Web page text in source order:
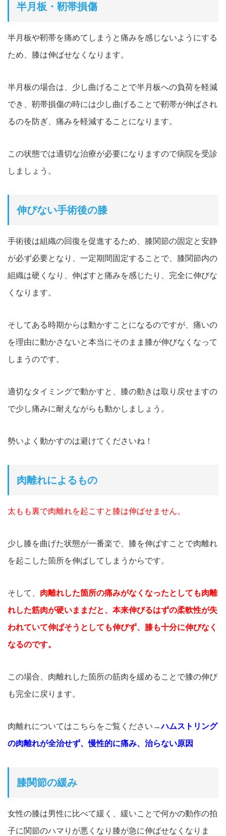
半月板・靭帯損傷
半月板や靭帯を痛めてしまうと痛みを感じないようにする
ため、膝は伸ばせなくなります。
半月板の場合は、少し曲げることで半月板への負荷を軽減
でき、靭帯損傷の時には少し曲げることで靭帯が伸ばされ
るのを防ぎ、痛みを軽減することになります。
この状態では適切な治療が必要になりますので病院を受診
しましょう。
伸びない手術後の膝
手術後は組織の回復を促進するため、膝関節の固定と安静
が必ず必要となり、一定期間固定することで、膝関節内の
組織は硬くなり、伸ばすと痛みを感じたり、完全に伸びな
くなります。
そしてある時期からは動かすことになるのですが、痛いの
を理由に動かさないと本当にそのまま膝が伸びなくなって
しまうのです。
適切なタイミングで動かすと、膝の動きは取り戻せますの
で少し痛みに耐えながらも動かしましょう。
勢いよく動かすのは避けてくださいね！
肉離れによるもの
太もも裏で肉離れを起こすと膝は伸ばせません。
少し膝を曲げた状態が一番楽で、膝を伸ばすことで肉離れ
を起こした箇所を伸ばしてしまうからです。
そして、 肉離れした箇所の痛みがなくなったとしても肉離
れした筋肉が硬いままだと、本来伸びるはずの柔軟性が失
われていて伸ばそうとしても伸びず、膝も十分に伸びなく
なるのです。
この場合、肉離れした箇所の筋肉を緩めることで膝の伸び
も完全に戻ります。
肉離れについてはこちらをご覧ください→ハムストリング
の肉離れが全治せず、慢性的に痛み、治らない原因
膝関節の緩み
女性の膝は男性に比べて緩く、緩いことで何かの動作の拍
子に関節のハマりが悪くなり膝が急に伸ばせなくなりま